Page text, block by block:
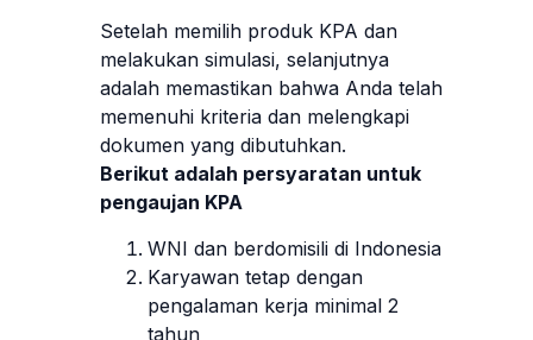
Setelah memilih produk KPA dan
melakukan simulasi, selanjutnya
adalah memastikan bahwa Anda telah
memenuhi kriteria dan melengkapi
dokumen yang dibutuhkan.
Berikut adalah persyaratan untuk
pengaujan KPA
WNI dan berdomisili di Indonesia
Karyawan tetap dengan
pengalaman kerja minimal 2
tahun